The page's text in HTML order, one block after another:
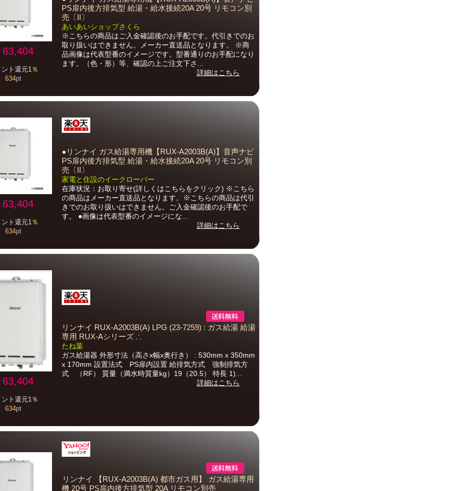
63,404
ト還元1％
634pt
PS扉内後方排気型 給湯・給水接続20A 20号 リモコン別
売〔II〕
あいあいショップさくら
※こちらの商品はご入金確認後のお手配です。代引きでのお
取り扱いはできません。メーカー直送品となります。 ※商
品画像は代表型番のイメージです。型番通りのお手配になり
ます。（色・形）等、確認の上ご注文下さ...
詳細はこちら
63,404
ト還元1％
634pt
●リンナイ ガス給湯専用機【RUX-A2003B(A)】音声ナビ
PS扉内後方排気型 給湯・給水接続20A 20号 リモコン別
売〔II〕
家電と住設のイークローバー
在庫状況：お取り寄せ(詳しくはこちらをクリック) ※こちら
の商品はメーカー直送品となります。※こちらの商品は代引
きでのお取り扱いはできません。ご入金確認後のお手配で
す。 ●画像は代表型番のイメージにな...
詳細はこちら
63,404
ト還元1％
634pt
リンナイ RUX-A2003B(A) LPG (23-7259) : ガス給湯 給湯
専用 RUX-Aシリーズ ∴
たね葉
ガス給湯器 外形寸法（高さx幅x奥行き） : 530mm x 350mm
x 170mm 設置法式 PS扉内設置 給排気方式 強制排気方
式 （RF） 質量（満水時質量kg）19（20.5） 特長 1)...
詳細はこちら
リンナイ 【RUX-A2003B(A) 都市ガス用】 ガス給湯専用
機 20号 PS扉内後方排気型 20A リモコン別売